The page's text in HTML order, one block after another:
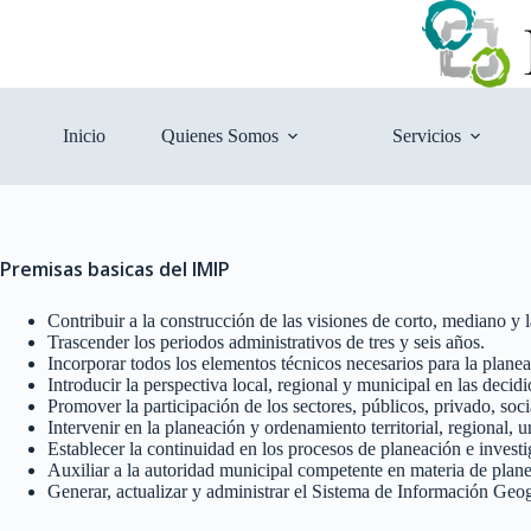
Inicio Quienes Somos Servicios
Premisas basicas del IMIP
Contribuir a la construcción de las visiones de corto, mediano y
Trascender los periodos administrativos de tres y seis años.
Incorporar todos los elementos técnicos necesarios para la
Introducir la perspectiva local, regional y municipal en las
Promover la participación de los sectores, públicos, privado,
Intervenir en la planeación y ordenamiento territorial, regional,
Establecer la continuidad en los procesos de planeación e
Auxiliar a la autoridad municipal competente en materia de
Generar, actualizar y administrar el Sistema de Información